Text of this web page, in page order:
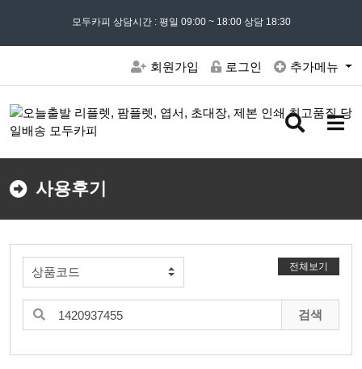
모든 문의는02) 302 - 7797및 ' 견적문의 ' 게시판을 이용해주세요
모두카피 상담시간 : 평일 09:00 ~ 18:00 상담 18:30
회원가입 로그인 추가메뉴
검
버
메
버
사용후기
전체보기
검색